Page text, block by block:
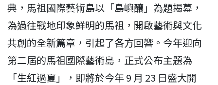
典，馬祖國際藝術島以「島嶼釀」為題揭幕，
為過往戰地印象鮮明的馬祖，開啟藝術與文化
共創的全新篇章，引起了各方回響。今年迎向
第二屆的馬祖國際藝術島，正式公布主題為
「生紅過夏」，即將於今年 9 月 23 日盛大開